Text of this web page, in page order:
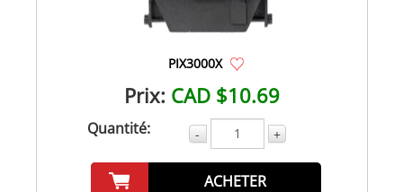
PIX3000X
Prix: CAD $10.69
Quantité: - +
ACHETER